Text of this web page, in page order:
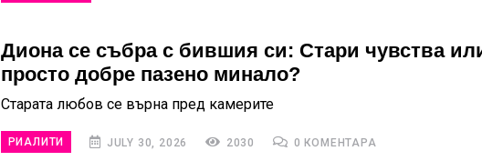
Диона се събра с бившия си: Стари чувства
просто добре пазено минало?
Старата любов се върна пред камерите
РИАЛИТИ JULY 30, 2026 2030 0 КОМЕНТАРА